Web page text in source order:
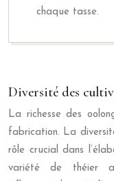
chaque tasse.
Diversité des
La richesse des
fabrication. La
rôle crucial dans
variété de théier